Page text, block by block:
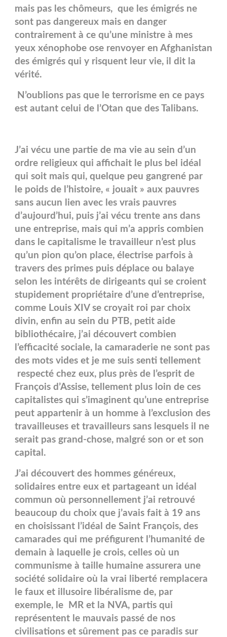
mais pas les chômeurs, que les émigrés ne
sont pas dangereux mais en danger
contrairement à ce qu’une ministre à mes
yeux xénophobe ose renvoyer en Afghanistan
des émigrés qui y risquent leur vie, il dit la
vérité.
N’oublions pas que le terrorisme en ce pays
est autant celui de l’Otan que des Talibans.
J’ai vécu une partie de ma vie au sein d’un
ordre religieux qui affichait le plus bel idéal
qui soit mais qui, quelque peu gangrené par
le poids de l’histoire, « jouait » aux pauvres
sans aucun lien avec les vrais pauvres
d’aujourd’hui, puis j’ai vécu trente ans dans
une entreprise, mais qui m’a appris combien
dans le capitalisme le travailleur n’est plus
qu’un pion qu’on place, électrise parfois à
travers des primes puis déplace ou balaye
selon les intérêts de dirigeants qui se croient
stupidement propriétaire d’une d’entreprise,
comme Louis XIV se croyait roi par choix
divin, enfin au sein du PTB, petit aide
bibliothécaire, j’ai découvert combien
l’efficacité sociale, la camaraderie ne sont pas
des mots vides et je me suis senti tellement
respecté chez eux, plus près de l’esprit de
François d’Assise, tellement plus loin de ces
capitalistes qui s’imaginent qu’une entreprise
peut appartenir à un homme à l’exclusion des
travailleuses et travailleurs sans lesquels il ne
serait pas grand-chose, malgré son or et son
capital.
J’ai découvert des hommes généreux,
solidaires entre eux et partageant un idéal
commun où personnellement j’ai retrouvé
beaucoup du choix que j’avais fait à 19 ans
en choisissant l’idéal de Saint François, des
camarades qui me préfigurent l’humanité de
demain à laquelle je crois, celles où un
communisme à taille humaine assurera une
société solidaire où la vrai liberté remplacera
le faux et illusoire libéralisme de, par
exemple, le MR et la NVA, partis qui
représentent le mauvais passé de nos
civilisations et sûrement pas ce paradis sur